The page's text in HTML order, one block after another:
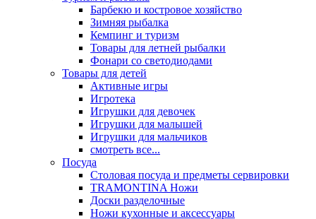
Барбекю и костровое хозяйство
Зимняя рыбалка
Кемпинг и туризм
Товары для летней рыбалки
Фонари со светодиодами
Товары для детей
Активные игры
Игротека
Игрушки для девочек
Игрушки для малышей
Игрушки для мальчиков
смотреть все...
Посуда
Столовая посуда и предметы сервировки
TRAMONTINA Ножи
Доски разделочные
Ножи кухонные и аксессуары